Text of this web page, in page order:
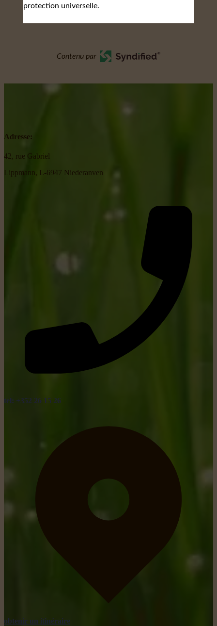
protection universelle.
Contenu par
Adresse:
42, rue Gabriel
Lippmann, L-6947 Niederanven
tel: +352 26 15 26
obtenir un itinéraire